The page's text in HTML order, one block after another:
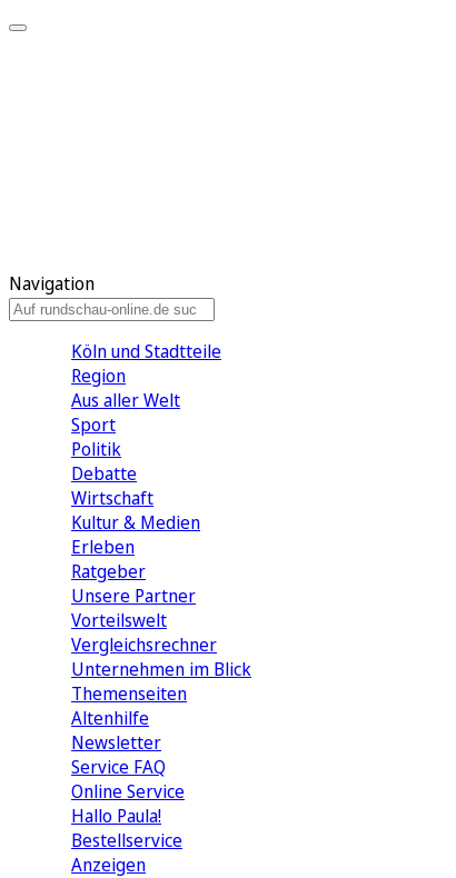
Navigation
Köln und Stadtteile
Region
Aus aller Welt
Sport
Politik
Debatte
Wirtschaft
Kultur & Medien
Erleben
Ratgeber
Unsere Partner
Vorteilswelt
Vergleichsrechner
Unternehmen im Blick
Themenseiten
Altenhilfe
Newsletter
Service FAQ
Online Service
Hallo Paula!
Bestellservice
Anzeigen